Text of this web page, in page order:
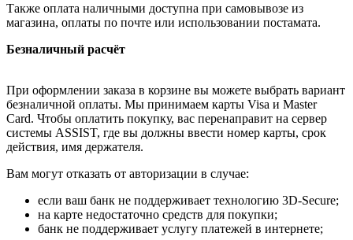
Также оплата наличными доступна при самовывозе из
магазина, оплаты по почте или использовании постамата.
Безналичный расчёт
При оформлении заказа в корзине вы можете выбрать вариант
безналичной оплаты. Мы принимаем карты Visa и Master
Card. Чтобы оплатить покупку, вас перенаправит на сервер
системы ASSIST, где вы должны ввести номер карты, срок
действия, имя держателя.
Вам могут отказать от авторизации в случае:
если ваш банк не поддерживает технологию 3D-Secure;
на карте недостаточно средств для покупки;
банк не поддерживает услугу платежей в интернете;